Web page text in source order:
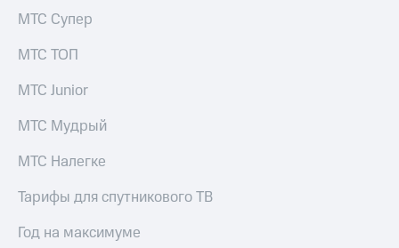
МТС Супер
МТС ТОП
МТС Junior
МТС Мудрый
МТС Налегке
Тарифы для спутникового ТВ
Год на максимуме